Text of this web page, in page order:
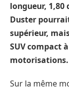
longueur, 1,80
Duster
supérieur,
SUV compact
motorisations.
Sur la même